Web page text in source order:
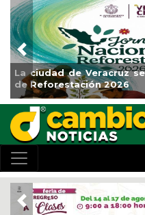
Nacional
Impulsa
Clases
Previous
Previous